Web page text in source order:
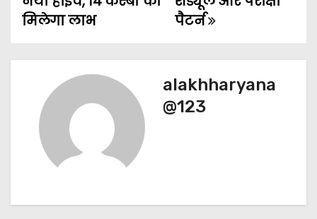
s
t
g
पैटर्न
मिलेगा लाभ
alakhharyana
@123